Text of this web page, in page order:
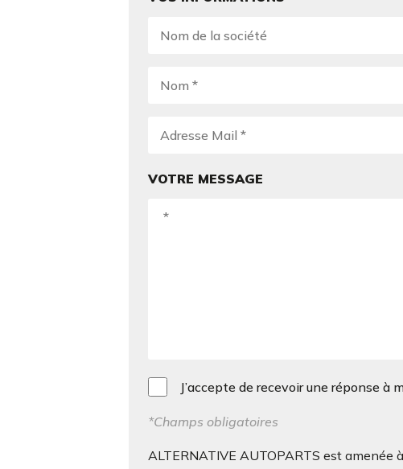
VOTRE MESSAGE
J’accepte de recevoir une réponse
*Champs obligatoires
ALTERNATIVE AUTOPARTS est